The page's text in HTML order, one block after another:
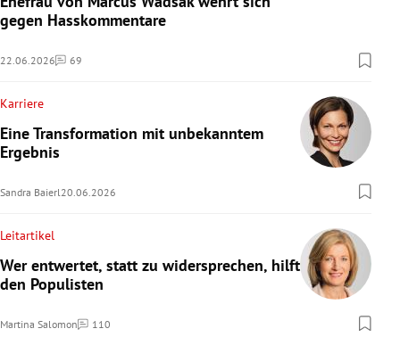
gegen Hasskommentare
22.06.2026 69
Kommentare
Karriere
Eine Transformation mit unbekanntem
Ergebnis
Sandra Baierl 20.06.2026
Leitartikel
Wer entwertet, statt zu widersprechen, hilft
den Populisten
Martina Salomon 110
Kommentare